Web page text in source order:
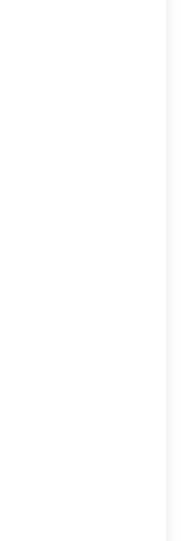
bewusst
Design mit
und
durch
von
nicht in
Sie uns